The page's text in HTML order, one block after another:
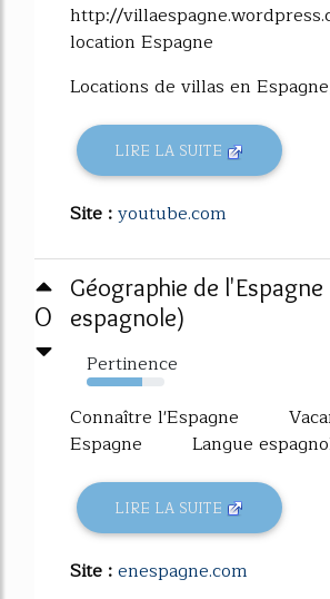
http://
location Espagne
Locations de villas en
LIRE LA SUITE
Site :youtube.com
0
Géographie de
espagnole)
Pertinence
72%
Connaître l'Espagne
Espagne Langue
LIRE LA SUITE
Site :enespagne.com